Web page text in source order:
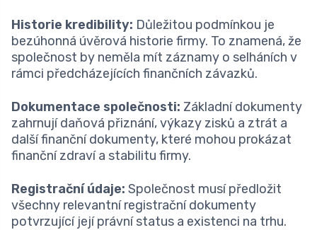
Historie kredibility: Důležitou podmínkou je
bezúhonná úvěrová historie firmy. To znamená, že
společnost by neměla mít záznamy o selháních v
rámci předcházejících finančních závazků.
Dokumentace společnosti: Základní dokumenty
zahrnují daňová přiznání, výkazy zisků a ztrát a
další finanční dokumenty, které mohou prokázat
finanční zdraví a stabilitu firmy.
Registrační údaje: Společnost musí předložit
všechny relevantní registrační dokumenty
potvrzující její právní status a existenci na trhu.